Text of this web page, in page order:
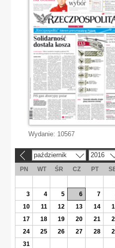
Wydanie: 10567
październik 2016
PN WT ŚR CZ PT
3
4 5 6 7
10
11 12 13 14
17
18 19 20 21
24
25 26 27 28
31